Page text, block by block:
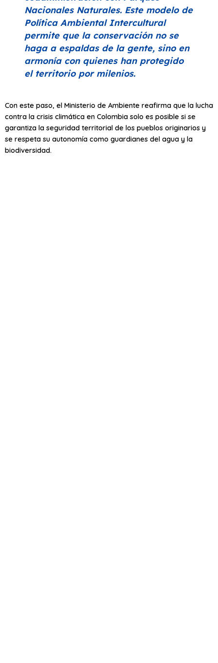
Nacionales Naturales. Este modelo de
Política Ambiental Intercultural
permite que la conservación no se
haga a espaldas de la gente, sino en
armonía con quienes han protegido
el territorio por milenios.
Con este paso, el Ministerio de Ambiente reafirma que la lucha
contra la crisis climática en Colombia solo es posible si se
garantiza la seguridad territorial de los pueblos originarios y
se respeta su autonomía como guardianes del agua y la
biodiversidad.